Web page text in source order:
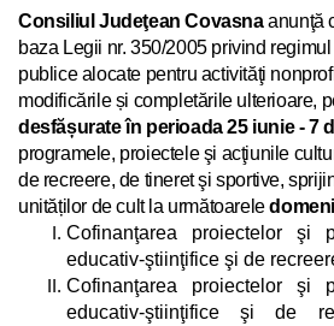
Consiliul Judeţean Covasnaanunţă
baza Legii nr. 350/2005 privind
publice alocate pentru activităţi
modificările și completările ulterioare,
desfășurate în perioada 25 iunie - 7
programele, proiectele şi acţiuni le
de recreere, de tineret şi sportive,
unităților de cult la următoarele
Cofinanţarea proiectelor şi
educativ-ştiinţifice şi de
Cofinanţarea proiectelor şi
educativ-ştiinţifice şi de